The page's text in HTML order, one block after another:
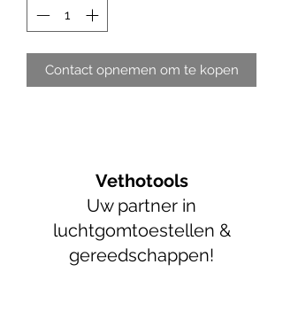
Contact opnemen om te kopen
Vethotools
Uw partner in
luchtgomtoestellen &
gereedschappen!